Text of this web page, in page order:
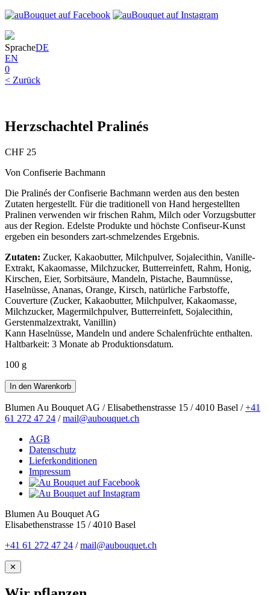
SpracheDE
EN
0
< Zurück
Herzschachtel Pralinés
CHF 25
Von Confiserie Bachmann
Die Pralinés der Confiserie Bachmann werden aus den besten
Zutaten hergestellt. Für die traditionell von Hand hergestellten
Pralinen verwenden wir frischen Rahm, Milch oder Vorzugsbutter
aus der Region. Edelste Produkte und höchste Confiseur-Kunst
ergeben ein besonders zart-schmelzendes Ergebnis.
Zutaten: Zucker, Kakaobutter, Milchpulver, Sojalecithin, Vanille-
Extrakt, Kakaomasse, Milchzucker, Butterreinfett, Rahm, Honig,
Kirschen, Eier, Sorbitsäure, Mandeln, Pistache, Baumnüsse,
Haselnüsse, Ananas, Orange, Kirsch, natürliche Farbstoffe,
Couverture (Zucker, Kakaobutter, Milchpulver, Kakaomasse,
Milchzucker, Magermilchpulver, Butterreinfett, Sojalecithin,
Gerstenmalzextrakt, Vanillin)
Kann Haselnüsse, Mandeln und andere Schalenfrüchte enthalten.
Haltbarkeit: 3 Monate ab Produktionsdatum.
100 g
Blumen Au Bouquet AG / Elisabethenstrasse 15 / 4010 Basel /+41
61 272 47 24 /mail@aubouquet.ch
AGB
Datenschutz
Lieferkonditionen
Impressum
Blumen Au Bouquet AG
Elisabethenstrasse 15 / 4010 Basel
+41 61 272 47 24 /mail@aubouquet.ch
✕